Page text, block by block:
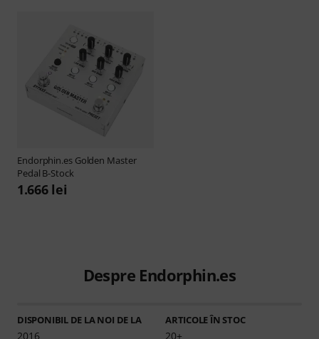
Endorphin.es Golden Master
Pedal B-Stock
1.666 lei
Despre Endorphin.es
DISPONIBIL DE LA NOI DE LA
2016
ARTICOLE ÎN STOC
20+